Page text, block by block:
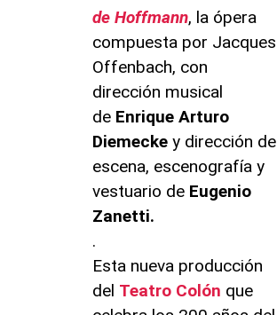
de Hoffmann, la ópera
compuesta por Jacques
Offenbach, con
dirección musical
de Enrique Arturo
Diemecke y dirección de
escena, escenografía y
vestuario de Eugenio
Zanetti.
.
Esta nueva producción
del Teatro Colón que